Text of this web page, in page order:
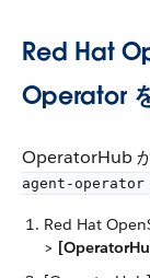
Red Hat
Operator
OperatorHub
agent-operator
Red Hat
> ​